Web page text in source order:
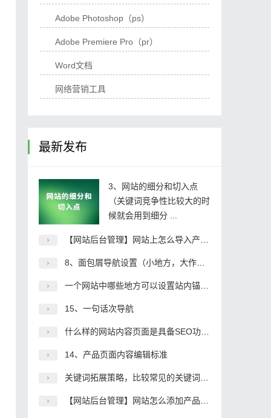
Adobe Photoshop（ps）
Adobe Premiere Pro（pr）
Word文档
网络营销工具
最新发布
3、网站的细分和切入点
（关键词竞争性比较大的时
候就会用到细分 ...
【网站后台管理】网站上怎么导入产品图片
8、面包屑导航设置（小地方，大作用）
一个网站中哪些地方可以设置站内锚文本
15、一句话次导航
什么样的网站内容页面是具备SEO功能的页面
14、产品页面内容编辑标准
关键词拓展策略，比较常见的关键词拓展方式
【网站后台管理】网站怎么添加产品内容